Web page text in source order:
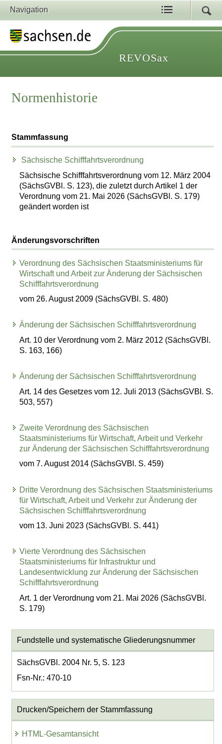
Navigation
REVOSax
Normenhistorie
Stammfassung
Sächsische Schifffahrtsverordnung
Sächsische Schifffahrtsverordnung vom 12. März 2004
(SächsGVBl. S. 123), die zuletzt durch Artikel 1 der
Verordnung vom 21. Mai 2026 (SächsGVBl. S. 179)
geändert worden ist
Änderungsvorschriften
Verordnung des Sächsischen Staatsministeriums für
Wirtschaft und Arbeit zur Änderung der Sächsischen
Schifffahrtsverordnung
vom 26. August 2009 (SächsGVBl. S. 480)
Änderung der Sächsischen Schifffahrtsverordnung
Art. 10 der Verordnung vom 2. März 2012 (SächsGVBl.
S. 163, 166)
Änderung der Sächsischen Schifffahrtsverordnung
Art. 14 des Gesetzes vom 12. Juli 2013 (SächsGVBl. S.
503, 557)
Zweite Verordnung des Sächsischen
Staatsministeriums für Wirtschaft, Arbeit und Verkehr
zur Änderung der Sächsischen Schifffahrtsverordnung
vom 7. August 2014 (SächsGVBl. S. 459)
Dritte Verordnung des Sächsischen Staatsministeriums
für Wirtschaft, Arbeit und Verkehr zur Änderung der
Sächsischen Schifffahrtsverordnung
vom 13. Juni 2023 (SächsGVBl. S. 441)
Vierte Verordnung des Sächsischen
Staatsministeriums für Infrastruktur und
Landesentwicklung zur Änderung der Sächsischen
Schifffahrtsverordnung
Art. 1 der Verordnung vom 21. Mai 2026 (SächsGVBl.
S. 179)
Fundstelle und systematische Gliederungsnummer
SächsGVBl. 2004 Nr. 5, S. 123
Fsn-Nr.: 470-10
Drucken/Speichern der Stammfassung
HTML-Gesamtansicht